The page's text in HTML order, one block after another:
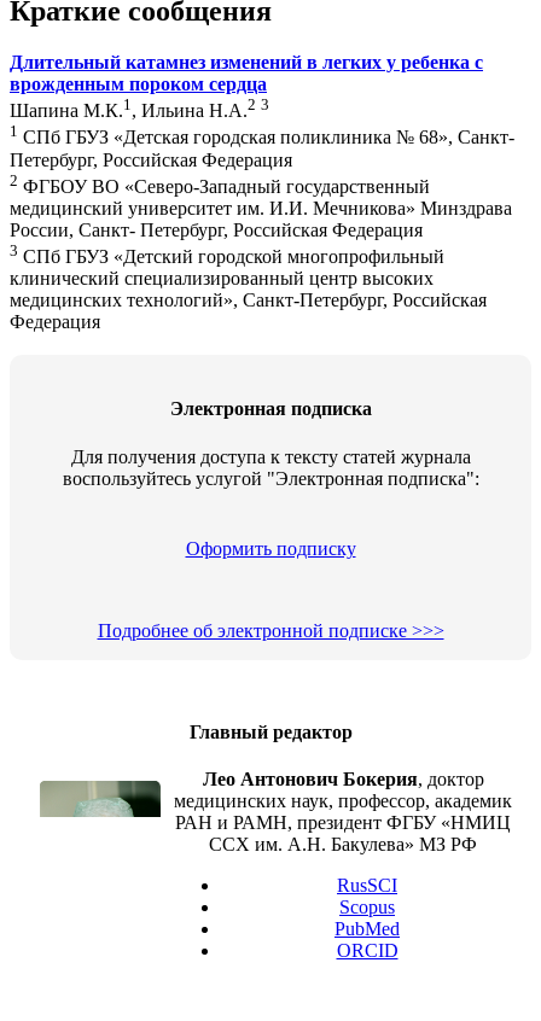
Краткие сообщения
Длительный катамнез изменений в легких у ребенка с
врожденным пороком сердца
Шапина М.К.1 , Ильина Н.А.2 3
1 СПб ГБУЗ «Детская городская поликлиника № 68», Санкт-
Петербург, Российская Федерация
2 ФГБОУ ВО «Северо-Западный государственный
медицинский университет им. И.И. Мечникова» Минздрава
России, Санкт- Петербург, Российская Федерация
3 СПб ГБУЗ «Детский городской многопрофильный
клинический специализированный центр высоких
медицинских технологий», Санкт-Петербург, Российская
Федерация
Электронная подписка
Для получения доступа к тексту статей журнала
воспользуйтесь услугой "Электронная подписка":
Оформить подписку
Подробнее об электронной подписке >>>
Главный редактор
Лео Антонович Бокерия, доктор
медицинских наук, профессор, академик
РАН и РАМН, президент ФГБУ «НМИЦ
ССХ им. А.Н. Бакулева» МЗ РФ
RusSCI
Scopus
PubMed
ORCID